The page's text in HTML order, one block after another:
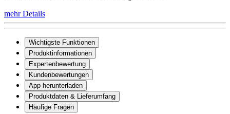
mehr Details
Wichtigste Funktionen
Produktinformationen
Expertenbewertung
Kundenbewertungen
App herunterladen
Produktdaten & Lieferumfang
Häufige Fragen